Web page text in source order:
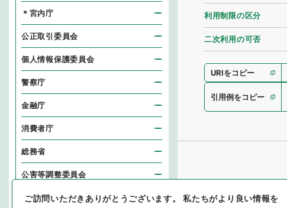
利用制限の区分
二次利用の可否
URIをコピー
引用例をコピー
＊宮内庁
公正取引委員会
個人情報保護委員会
警察庁
金融庁
消費者庁
総務省
公害等調整委員会
消防庁
ご訪問いただきありがとうございます。私たちがより良い情報を